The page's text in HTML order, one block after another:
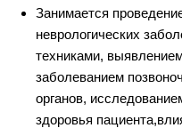
Занимается
неврологических
техниками,
заболеванием
органов,
здоровья